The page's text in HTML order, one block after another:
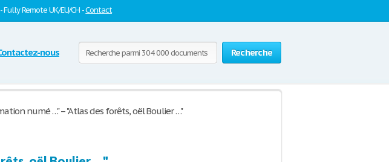
Fully Remote UK/EU/CH -Contact
Recherche
nous
numé …" – "Atlas des forêts, oël Boulier …"